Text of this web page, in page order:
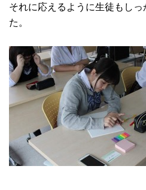
それに応えるように生徒もし
た。